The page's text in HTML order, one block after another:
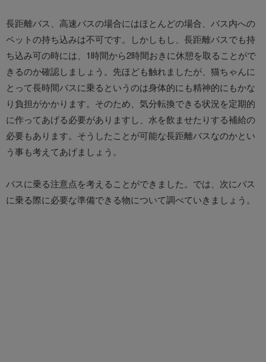
長距離バス、高速バスの場合にはほとんどの場合、バス内への
ペットの持ち込みは不可です。しかしもし、長距離バスでも持
ち込み可の時には、1時間から2時間おきに休憩を取ることがで
きるのか確認しましょう。先ほども触れましたが、猫ちゃんに
とって長時間バスに乗るというのは身体的にも精神的にもかな
り負担がかかります。そのため、気分転換できる状況を定期的
に作ってあげる必要がありますし、水を飲ませたりする補給の
必要もあります。そうしたことが可能な長距離バスなのかとい
う事も考えてあげましょう。
バスに乗る注意点を考えることができました。では、次にバス
に乗る際に必要な準備できる物について調べていきましょう。